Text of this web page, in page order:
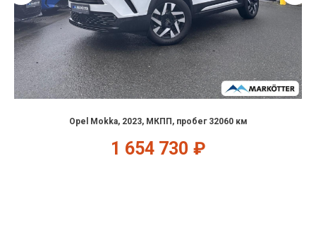
Opel Mokka, 2023, МКПП, пробег 32060 км
1 654 730 ₽